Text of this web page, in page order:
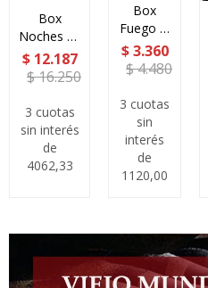
Box
Noches de
Europa
$ 12.187
$16.250
3 cuotas
sin interés
de
4062,33
Box
Fuego &
Vino
$ 3.360
$4.480
3 cuotas
sin
interés
de
1120,00